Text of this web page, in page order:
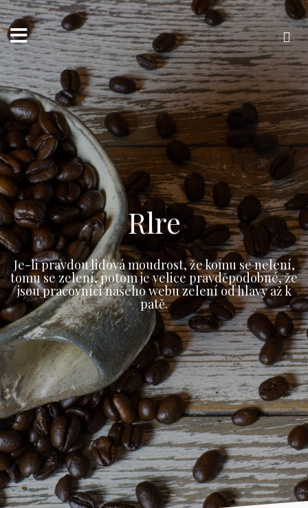
Přejít
k
obsahu
webu
Vyhledávání
Rlre
Je-li pravdou lidová moudrost, že komu se nelení,
tomu se zelení, potom je velice pravděpodobné, že
jsou pracovníci našeho webu zelení od hlavy až k
patě.